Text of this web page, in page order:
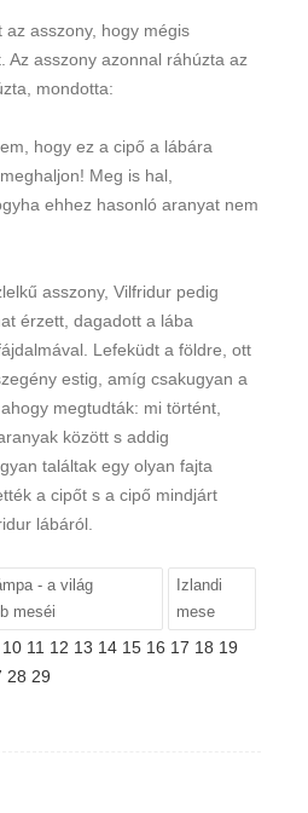
asszony, hogy mégis
Az asszony azonnal ráhúzta az
mondotta:
hogy ez a cipő a lábára
Meg is hal,
ehhez hasonló aranyat nem
asszony, Vilfridur pedig
érzett, dagadott a lába
Lefeküdt a földre, ott
estig, amíg csakugyan a
megtudták: mi történt,
között s addig
találtak egy olyan fajta
a cipőt s a cipő mindjárt
lábáról.
- a világ
meséi
Izlandi
mese
10 11 12 13 14 15 16 17 18 19
28 29